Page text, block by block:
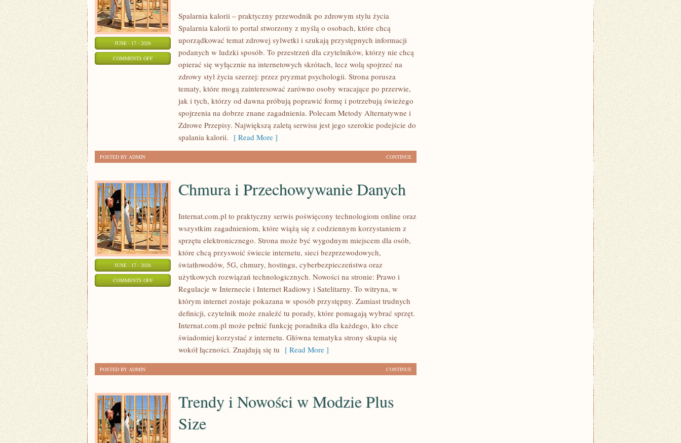
JUNE - 17 - 2026
COMMENTS OFFON
MOTYWACJA
Spalarnia kalorii – praktyczny przewodnik po zdrowym stylu życia
Spalarnia kalorii to portal stworzony z myślą o osobach, które chcą
uporządkować temat zdrowej sylwetki i szukają przystępnych informacji
podanych w ludzki sposób. To przestrzeń dla czytelników, którzy nie chcą
opierać się wyłącznie na internetowych skrótach, lecz wolą spojrzeć na
zdrowy styl życia szerzej: przez pryzmat psychologii. Strona porusza
tematy, które mogą zainteresować zarówno osoby wracające po przerwie,
jak i tych, którzy od dawna próbują poprawić formę i potrzebują świeżego
spojrzenia na dobrze znane zagadnienia. Polecam Metody Alternatywne i
Zdrowe Przepisy. Największą zaletą serwisu jest jego szerokie podejście do
spalania kalorii. [ Read More ]
CONTINUE
POSTED BY ADMIN
JUNE - 17 - 2026
COMMENTS OFFON
PRZECHOWYWANIE
Chmura i Przechowywanie Danych
Internat.com.pl to praktyczny serwis poświęcony technologiom online oraz
wszystkim zagadnieniom, które wiążą się z codziennym korzystaniem z
sprzętu elektronicznego. Strona może być wygodnym miejscem dla osób,
które chcą przyswoić świecie internetu, sieci bezprzewodowych,
światłowodów, 5G, chmury, hostingu, cyberbezpieczeństwa oraz
użytkowych rozwiązań technologicznych. Nowości na stronie: Prawo i
Regulacje w Internecie i Internet Radiowy i Satelitarny. To witryna, w
którym internet zostaje pokazana w sposób przystępny. Zamiast trudnych
definicji, czytelnik może znaleźć tu porady, które pomagają wybrać sprzęt.
Internat.com.pl może pełnić funkcję poradnika dla każdego, kto chce
świadomiej korzystać z internetu. Główna tematyka strony skupia się
wokół łączności. Znajdują się tu [ Read More ]
CONTINUE
POSTED BY ADMIN
Trendy i Nowości w Modzie Plus
Size